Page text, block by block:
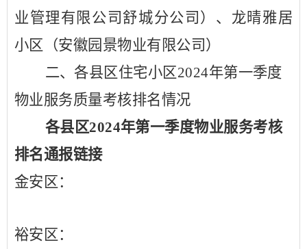
业管理有限公司舒城分公司 ）、龙晴雅居
小区（安徽园景物业有限公司）
二、各县区住宅小区2024年第一季度
物业服务质量考核排名情况
各县区2024年第一季度物业服务考核
排名通报链接
金安区：
裕安区：